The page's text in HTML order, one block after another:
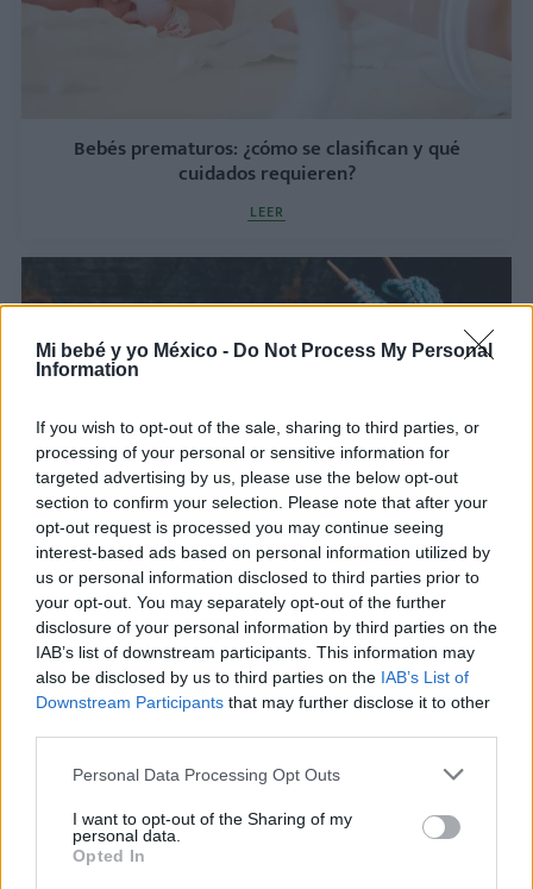
Mi bebé y yo México - Do Not Process My Personal
Information
If you wish to opt-out of the sale, sharing to third parties, or
processing of your personal or sensitive information for
targeted advertising by us, please use the below opt-out
section to confirm your selection. Please note that after your
opt-out request is processed you may continue seeing
interest-based ads based on personal information utilized by
us or personal information disclosed to third parties prior to
your opt-out. You may separately opt-out of the further
disclosure of your personal information by third parties on the
IAB’s list of downstream participants. This information may
also be disclosed by us to third parties on the IAB’s List of
Downstream Participants that may further disclose it to other
Personal Data Processing Opt Outs
I want to opt-out of the Sharing of my
personal data.
Opted In
Bebés prematuros: ¿cómo se clasifican y qué
cuidados requieren?
LEER
Zapatitos de estambre
LEER